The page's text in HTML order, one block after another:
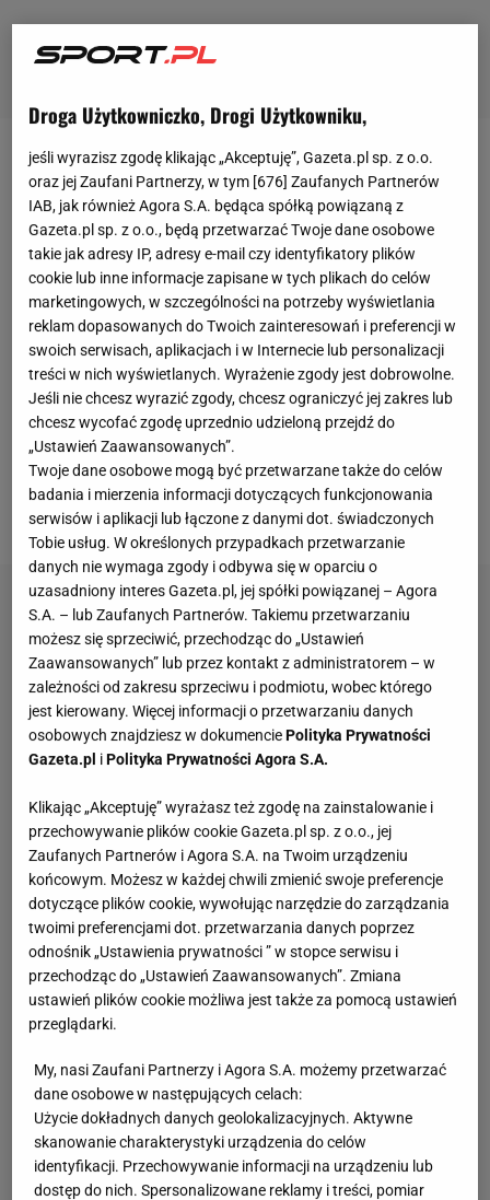
Tuż przed końcem okienka transferowego Legia
Warszawa oficjalnie potwierdziła transfer Ilji
Szkurina ze Stali Mielec. Wojskowi wydali na
Białorusina aż 1,5 mln euro, co zaskoczyło wielu
kibicówi ekspertów, którzy mają w pamięcitransfery
Jean-Pierre'a Nsame i Migouela Alfareli. W związku
z tym posypało się wiele nieprzychylnych
komentarzy, które zebraliśmy w Sport.pl. "Nic w tym
ruchu się z pozoru nie zgadza, aleEkstraklasa
swoją logikę", "Jacek, fajny transfer, ale nie rób już
więcej" - czytamy. Ponadto wiele osób podkreślało,
że klub przepłacił za tego piłkarza.
Droga Użytkowniczko, Drogi Użytkowniku,
jeśli wyrazisz zgodę klikając „Akceptuję”, Gazeta.pl sp. z o.o.
oraz jej Zaufani Partnerzy, w tym [676] Zaufanych Partnerów
IAB, jak również Agora S.A. będąca spółką powiązaną z
Gazeta.pl sp. z o.o., będą przetwarzać Twoje dane osobowe
takie jak adresy IP, adresy e-mail czy identyfikatory plików
cookie lub inne informacje zapisane w tych plikach do celów
marketingowych, w szczególności na potrzeby wyświetlania
reklam dopasowanych do Twoich zainteresowań i preferencji w
swoich serwisach, aplikacjach i w Internecie lub personalizacji
treści w nich wyświetlanych. Wyrażenie zgody jest dobrowolne.
Jeśli nie chcesz wyrazić zgody, chcesz ograniczyć jej zakres lub
chcesz wycofać zgodę uprzednio udzieloną przejdź do
„Ustawień Zaawansowanych”.
Twoje dane osobowe mogą być przetwarzane także do celów
badania i mierzenia informacji dotyczących funkcjonowania
serwisów i aplikacji lub łączone z danymi dot. świadczonych
Tobie usług. W określonych przypadkach przetwarzanie
danych nie wymaga zgody i odbywa się w oparciu o
uzasadniony interes Gazeta.pl, jej spółki powiązanej – Agora
S.A. – lub Zaufanych Partnerów. Takiemu przetwarzaniu
możesz się sprzeciwić, przechodząc do „Ustawień
Zaawansowanych” lub przez kontakt z administratorem – w
zależności od zakresu sprzeciwu i podmiotu, wobec którego
jest kierowany. Więcej informacji o przetwarzaniu danych
osobowych znajdziesz w dokumenciePolityka Prywatności
Gazeta.pl iPolityka Prywatności Agora S.A.
Klikając „Akceptuję” wyrażasz też zgodę na zainstalowanie i
przechowywanie plików cookie Gazeta.pl sp. z o.o., jej
Zaufanych Partnerów i Agora S.A. na Twoim urządzeniu
końcowym. Możesz w każdej chwili zmienić swoje preferencje
dotyczące plików cookie, wywołując narzędzie do zarządzania
twoimi preferencjami dot. przetwarzania danych poprzez
odnośnik „Ustawienia prywatności ” w stopce serwisu i
przechodząc do „Ustawień Zaawansowanych”. Zmiana
ustawień plików cookie możliwa jest także za pomocą ustawień
przeglądarki.
My, nasi Zaufani Partnerzy i Agora S.A. możemy przetwarzać
dane osobowe w następujących celach:
Użycie dokładnych danych geolokalizacyjnych. Aktywne
skanowanie charakterystyki urządzenia do celów
identyfikacji. Przechowywanie informacji na urządzeniu lub
dostęp do nich. Spersonalizowane reklamy i treści, pomiar